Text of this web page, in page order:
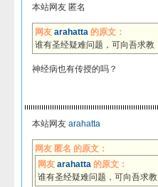
本站网友 匿名
网友 arahatta 的原文：
谁有圣经疑难问题，可向吾求教
神经病也有传授的吗？
本站网友 arahatta
网友 匿名 的原文：
网友 arahatta 的原文：
谁有圣经疑难问题，可向吾求教